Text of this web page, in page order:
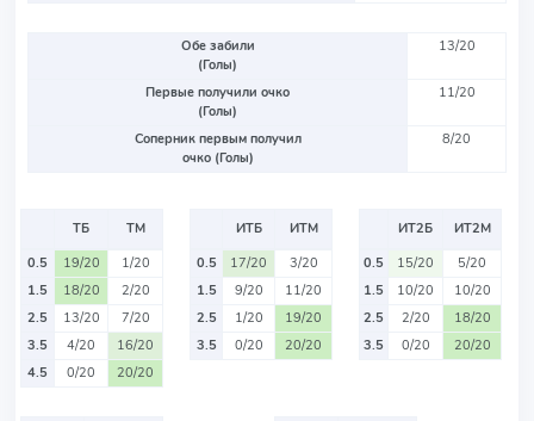
Обе забили
(Голы)
13/20
Первые получили очко
(Голы)
11/20
Соперник первым получил
очко (Голы)
8/20
ТБ
ТМ
0.5
19/20
1/20
1.5
18/20
2/20
2.5
13/20
7/20
3.5
4/20
16/20
4.5
0/20 20/20
ИТБ
ИТМ
0.5
17/20
3/20
1.5
9/20
11/20
2.5
1/20
19/20
3.5
0/20 20/20
ИТ2Б
ИТ2М
0.5
15/20
5/20
1.5
10/20
10/20
2.5
2/20
18/20
3.5
0/20 20/20